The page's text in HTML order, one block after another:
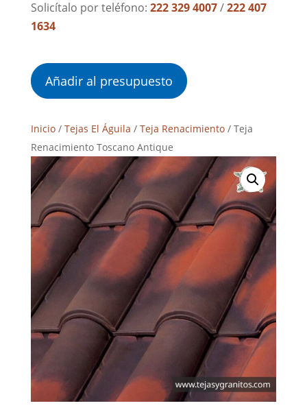
Solicítalo por teléfono: 222 329 4007/222 407
1634
Añadir al presupuesto
Inicio/ Tejas El Águila / Teja Renacimiento/ Teja
Renacimiento Toscano Antique